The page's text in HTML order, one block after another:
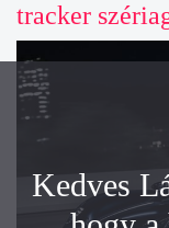
tracker
Kedves